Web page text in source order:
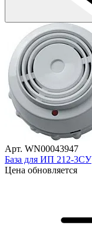
Арт. WN00043947
База для ИП 212-3СУ
Цена обновляется